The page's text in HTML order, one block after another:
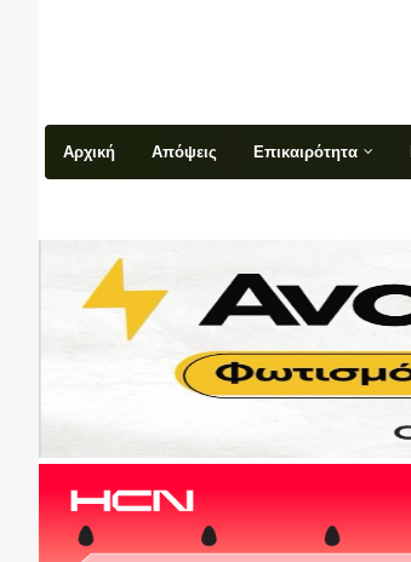
Αρχική Απόψεις Επικαιρότητα